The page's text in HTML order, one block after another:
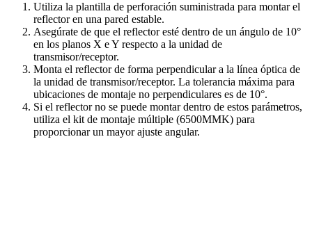
Utiliza la plantilla de perforación suministrada para montar el
reflector en una pared estable.
Asegúrate de que el reflector esté dentro de un ángulo de 10°
en los planos X e Y respecto a la unidad de
transmisor/receptor.
Monta el reflector de forma perpendicular a la línea óptica de
la unidad de transmisor/receptor. La tolerancia máxima para
ubicaciones de montaje no perpendiculares es de 10°.
Si el reflector no se puede montar dentro de estos parámetros,
utiliza el kit de montaje múltiple (6500MMK) para
proporcionar un mayor ajuste angular.